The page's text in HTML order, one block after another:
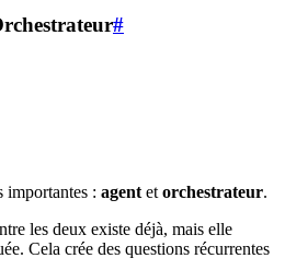
#
importantes : agent et orchestrateur.
les deux existe déjà, mais elle
Cela crée des questions récurrentes